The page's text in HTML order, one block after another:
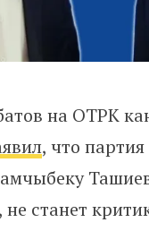
на ОТРК
, что
станет